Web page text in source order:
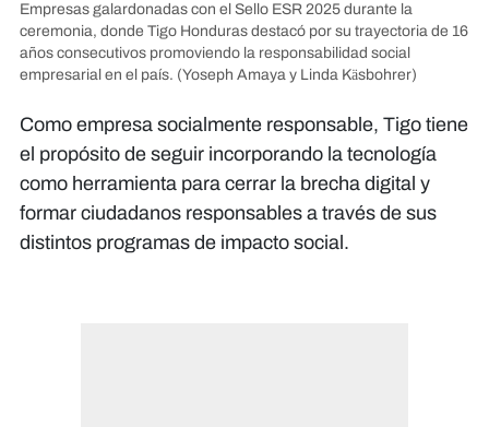
Empresas galardonadas con el Sello ESR 2025 durante la
ceremonia, donde Tigo Honduras destacó por su trayectoria de 16
años consecutivos promoviendo la responsabilidad social
empresarial en el país. (Yoseph Amaya y Linda Käsbohrer)
Como empresa socialmente responsable, Tigo tiene
el propósito de seguir incorporando la tecnología
como herramienta para cerrar la brecha digital y
formar ciudadanos responsables a través de sus
distintos programas de impacto social.